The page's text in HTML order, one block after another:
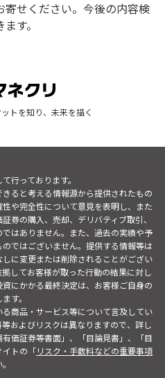
寄せください。今後の内容検
す。
トを知り、未来を描く
行っております。
ると考える情報源から提供されたもの
や完全性について意見を表明し、また
券の購入、売却、デリバティブ取引、
はありません。また、過去の実績や予
ではございません。提供する情報等は
に変更または削除されることがござい
してお客様が取った行動の結果に対し
にかかる最終決定は、お客様ご自身の
す。
商品・サービス等について言及してい
およびリスクは異なりますので、詳し
価証券等書面」、「目論見書」、「目
イトの「リスク・手数料などの重要事項